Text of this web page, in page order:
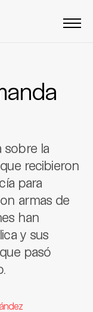
sobre la
recibieron
para
armas de
han
y sus
pasó